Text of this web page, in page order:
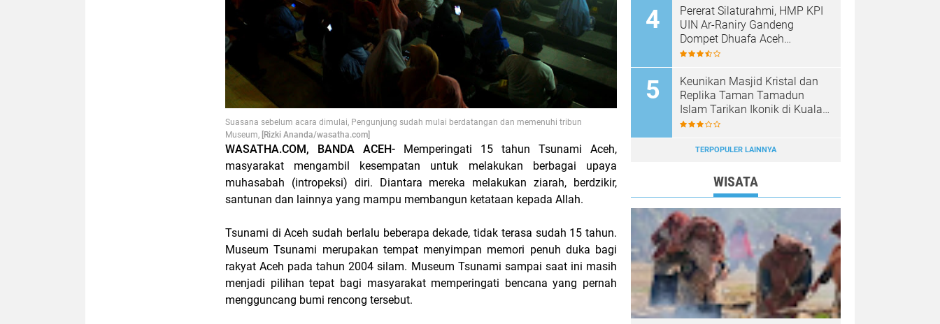
Suasana sebelum acara dimulai, Pengunjung sudah mulai berdatangan dan memenuhi tribun
Museum, [Rizki Ananda/wasatha.com]
WASATHA.COM, BANDA ACEH- Memperingati 15 tahun Tsunami Aceh,
masyarakat mengambil kesempatan untuk melakukan berbagai upaya
muhasabah (intropeksi) diri. Diantara mereka melakukan ziarah, berdzikir,
santunan dan lainnya yang mampu membangun ketataan kepada Allah.
Tsunami di Aceh sudah berlalu beberapa dekade, tidak terasa sudah 15 tahun.
Museum Tsunami merupakan tempat menyimpan memori penuh duka bagi
rakyat Aceh pada tahun 2004 silam. Museum Tsunami sampai saat ini masih
menjadi pilihan tepat bagi masyarakat memperingati bencana yang pernah
mengguncang bumi rencong tersebut.
Pererat Silaturahmi, HMP KPI
UIN Ar-Raniry Gandeng
Dompet Dhuafa Aceh
Sukseskan Communication
Keunikan Masjid Kristal dan
Replika Taman Tamadun
Islam Tarikan Ikonik di Kuala
Terengganu, Malaysia
TERPOPULER LAINNYA
WISATA